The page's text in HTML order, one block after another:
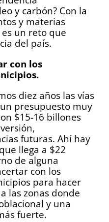
y carbón? Con la
y materias
un reto que
del país.
con los
diez años las vías
presupuesto muy
$15-16 billones
futuras. Ahí hay
llega a $22
de alguna
con los
para hacer
las zonas donde
y una
fuerte.